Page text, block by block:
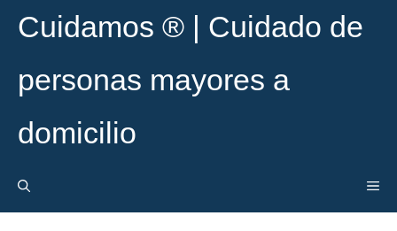
Cuidamos ® | Cuidado de
personas mayores a
domicilio